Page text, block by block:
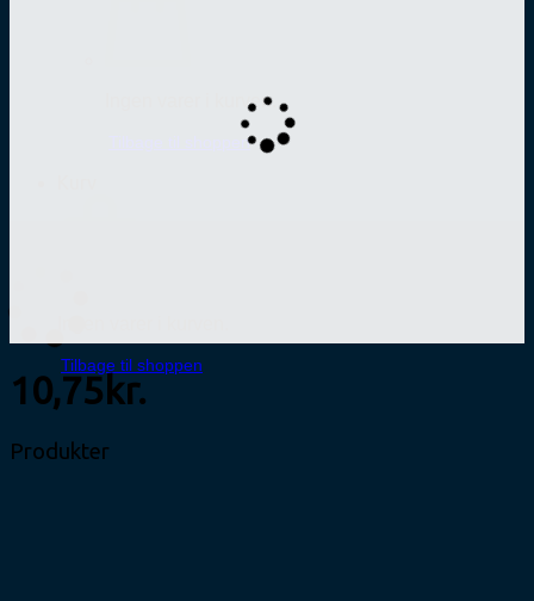
Ingen varer i kurven.
Tilbage til shoppen
Tilbage til shoppen
10,75kr.
Produkter